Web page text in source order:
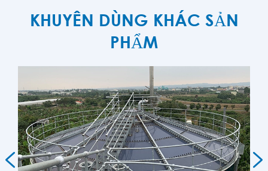
KHUYÊN DÙNG KHÁC SẢN
PHẨM
 